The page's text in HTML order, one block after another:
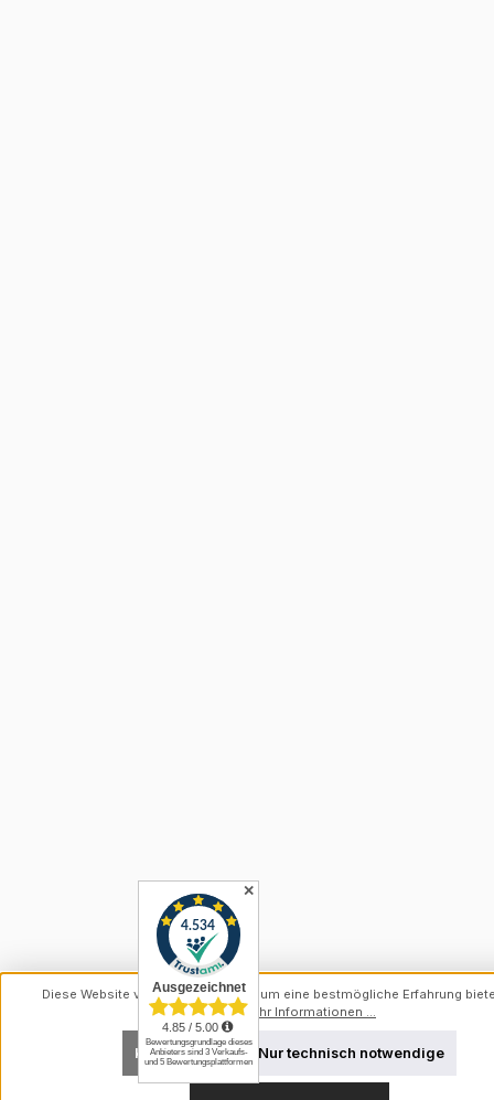
✕
Diese Website verwendet Cookies, um eine bestmögliche Erfahrung
können.Mehr Informationen ...
Nur technisch notwendige
Konfigurieren